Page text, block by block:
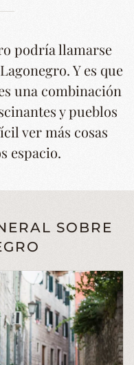
podría llamarse
Y es que
una combinación
y pueblos
ver más cosas
espacio.
SOBRE